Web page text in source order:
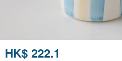
HK$ 222.1